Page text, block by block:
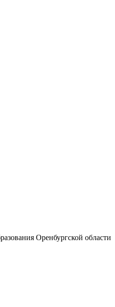
Оренбургской области